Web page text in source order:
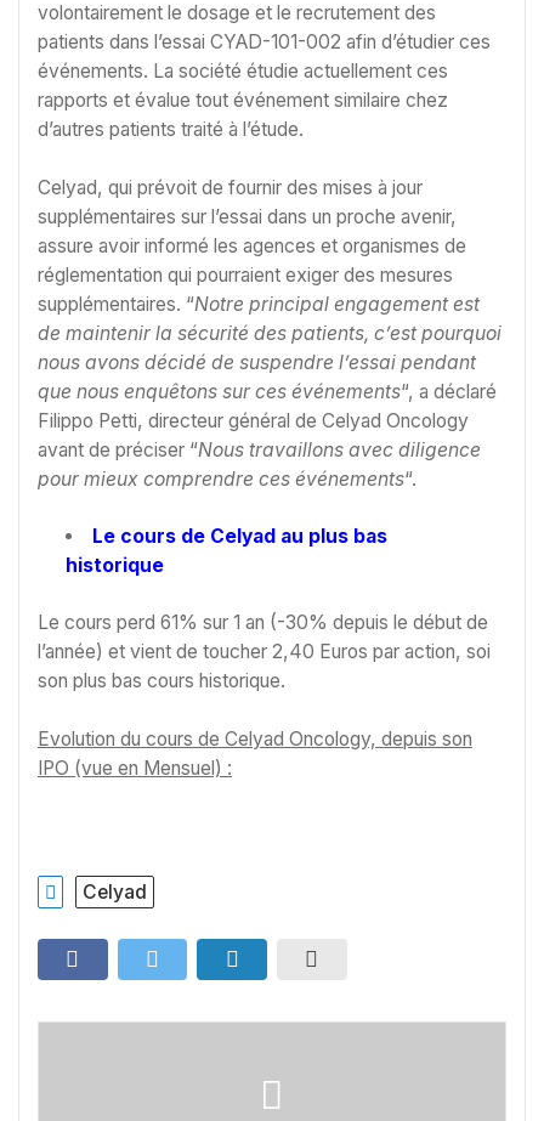
volontairement le dosage et le recrutement des
patients dans l’essai CYAD-101-002 afin d’étudier ces
événements. La société étudie actuellement ces
rapports et évalue tout événement similaire chez
d’autres patients traité à l’étude.
Celyad, qui prévoit de fournir des mises à jour
supplémentaires sur l’essai dans un proche avenir,
assure avoir informé les agences et organismes de
réglementation qui pourraient exiger des mesures
supplémentaires. “Notre principal engagement est
de maintenir la sécurité des patients, c’est pourquoi
nous avons décidé de suspendre l’essai pendant
que nous enquêtons sur ces événements“, a déclaré
Filippo Petti, directeur général de Celyad Oncology
avant de préciser “Nous travaillons avec diligence
pour mieux comprendre ces événements“.
Le cours de Celyad au plus bas
historique
Le cours perd 61% sur 1 an (-30% depuis le début de
l’année) et vient de toucher 2,40 Euros par action, soi
son plus bas cours historique.
Evolution du cours de Celyad Oncology, depuis son
IPO (vue en Mensuel) :
Celyad